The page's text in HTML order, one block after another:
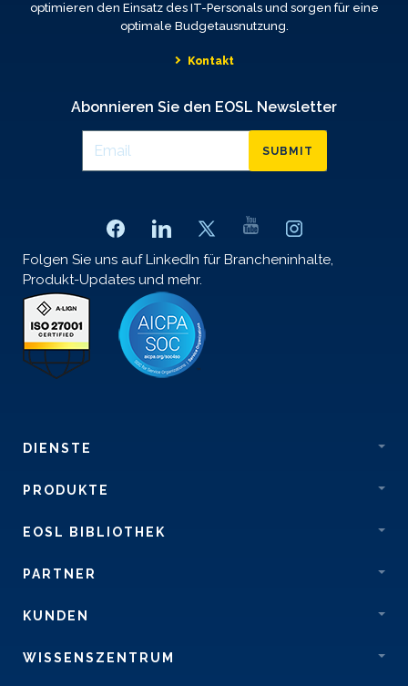
optimieren den Einsatz des IT-Personals und sorgen für eine
optimale Budgetausnutzung.
Kontakt
Abonnieren Sie den EOSL Newsletter
SUBMIT
Folgen Sie uns auf LinkedIn für Brancheninhalte,
Produkt-Updates und mehr.
DIENSTE
PRODUKTE
EOSL BIBLIOTHEK
PARTNER
KUNDEN
WISSENSZENTRUM